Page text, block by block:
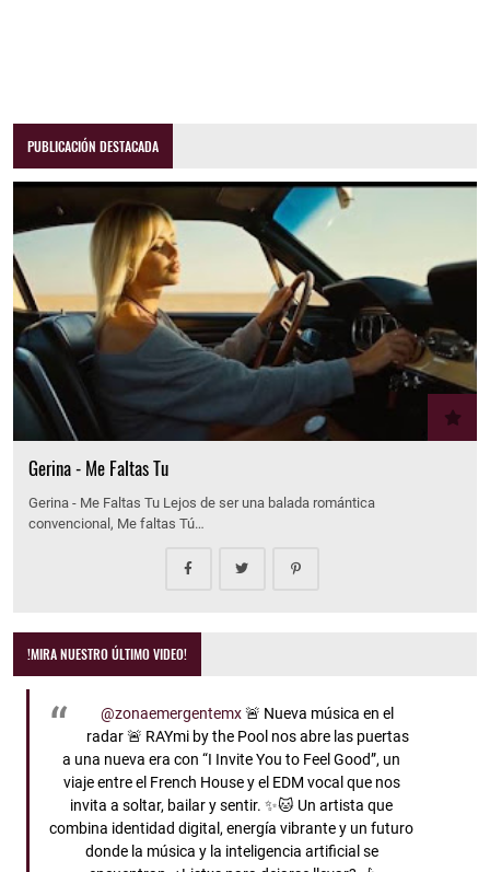
PUBLICACIÓN DESTACADA
Gerina - Me Faltas Tu
Gerina - Me Faltas Tu Lejos de ser una balada romántica
convencional, Me faltas Tú…
!MIRA NUESTRO ÚLTIMO VIDEO!
@zonaemergentemx🚨 Nueva música en el
radar 🚨 RAYmi by the Pool nos abre las puertas
a una nueva era con “I Invite You to Feel Good”, un
viaje entre el French House y el EDM vocal que nos
invita a soltar, bailar y sentir. ✨🐱 Un artista que
combina identidad digital, energía vibrante y un futuro
donde la música y la inteligencia artificial se